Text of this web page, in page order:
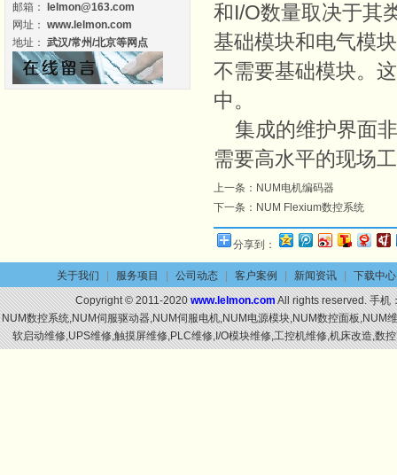
和I/O数量取决于其
基础模块和电气模
不需要基础模块。
中。
集成的维护界面
需要高水平的现场
上一条： NUM电机编码器
下一条： NUM Flexium数控系统
分享到：
邮箱：
lelmon@163.com
网址： www.lelmon.com
地址： 武汉/常州/北京等网点
关于我们 服务项目 公司动态 客户案例 新闻资讯
下载中心
Copyright © 2011-2020www.lelmon.comAll rights reserved. 手机
NUM数控系统,NUM伺服驱动器,NUM伺服电机,NUM电源模块,NUM数控面板,NUM
软启动维修,UPS维修,触摸屏维修,PLC维修,I/O模块维修,工控机维修,机床改造,数